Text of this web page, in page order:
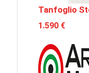
Tanfoglio
1.590 €